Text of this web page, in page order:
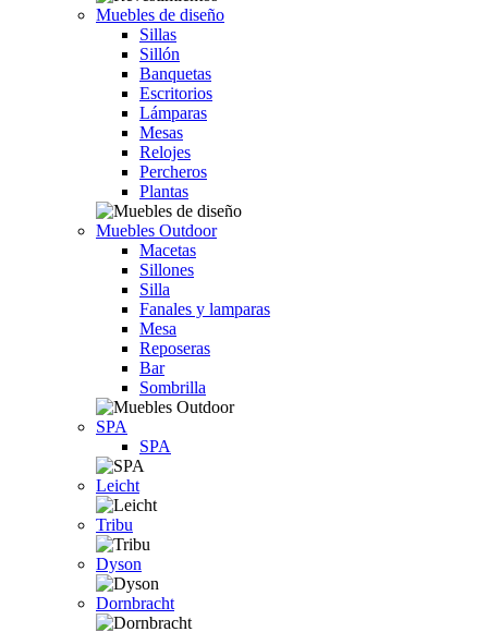
Muebles de diseño
Sillas
Sillón
Banquetas
Escritorios
Lámparas
Mesas
Relojes
Percheros
Plantas
Muebles Outdoor
Macetas
Sillones
Silla
Fanales y lamparas
Mesa
Reposeras
Bar
Sombrilla
SPA
SPA
Leicht
Tribu
Dyson
Dornbracht